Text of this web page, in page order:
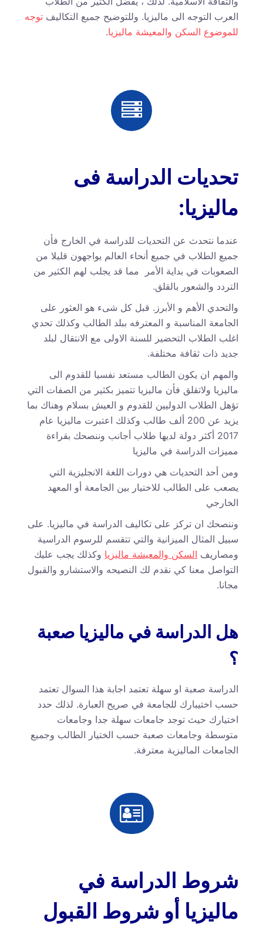
العرب التوجه الى ماليزيا. وللتوضيح جميع التكاليف توجه
للموضوع السكن والمعيشة ماليزيا.
تحديات الدراسة فى
ماليزيا:
عندما نتحدث عن التحديات للدراسة في الخارج فأن
جميع الطلاب في جميع أنحاء العالم يواجهون قليلا من
الصعوبات في بداية الأمر مما قد يجلب لهم الكثير من
التردد والشعور بالقلق.
والتحدي الأهم و الأبرز. قبل كل شىء هو العثور على
الجامعة المناسبة و المعترفه ببلد الطالب وكذلك تحدي
اغلب الطلاب التحضير للسنة الاولى مع الانتقال لبلد
جديد ذات ثقافة مختلفة.
والمهم ان يكون الطالب مستعد نفسيا للقدوم الى
ماليزيا ولاتقلق فأن ماليزيا تتميز بكثير من الصفات التي
تؤهل الطلاب الدوليين للقدوم و العيش بسلام وهناك بما
يزيد عن 200 ألف طالب وكذلك اعتبرت ماليزيا عام
2017 أكثر دولة لديها طلاب أجانب وننصحك بقراءة
مميزات الدراسة في ماليزيا
ومن أحد التحديات هي دورات اللغة الانجليزية التي
يصعب على الطالب للاختيار بين الجامعة أو المعهد
الخارجي
وننصحك ان تركز على تكاليف الدراسة في ماليزيا. على
سبيل المثال الميزانية والتي تتقسم للرسوم الدراسية
ومصاريف السكن والمعيشة ماليزيا وكذلك يجب عليك
التواصل معنا كي نقدم لك النصيحه والاستشارو والقبول
مجانا.
هل الدراسة في ماليزيا صعبة
؟
الدراسة صعبة او سهلة تعتمد اجابة هذا السوال تعتمد
حسب اختيبارك للجامعة في صريح العبارة. لذلك حدد
اختيارك حيث توجد جامعات سهلة جدا وجامعات
متوسطة وجامعات صعبة حسب الختيار الطالب وجميع
الجامعات الماليزية معترفة.
شروط الدراسة في
ماليزيا أو شروط القبول